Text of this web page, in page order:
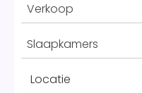
Verkoop
Slaapkamers
Locatie